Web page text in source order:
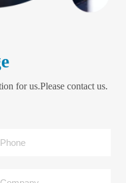
for us.Please contact us.